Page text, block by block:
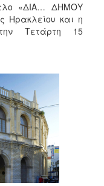
«ΔΙΑ… ΔΗΜΟΥ
Ηρακλείου και η
την Τετάρτη 15